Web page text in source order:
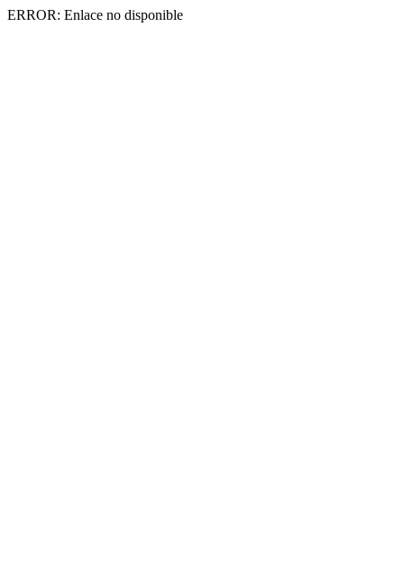
ERROR: Enlace no disponible